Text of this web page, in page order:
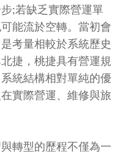
;若缺乏實際營運單
能流於空轉。當初會
考量相較於系統歷史
捷，桃捷具有營運規
統結構相對單純的優
實際營運、維修與旅
轉型的歷程不僅為一